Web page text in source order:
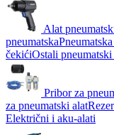
Alat
pneumatska
čekićiOstali pneumatski
Pribor za
za pneumatski alat
Električni i aku-alati